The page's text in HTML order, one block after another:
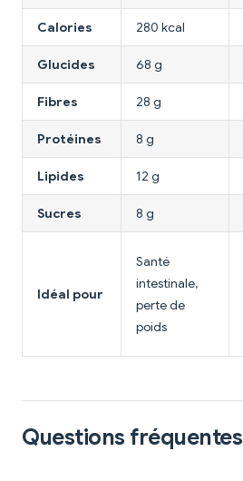
Calories 280 kcal
Glucides 68 g
Fibres 28 g
Protéines 8 g
Lipides 12 g
Sucres 8 g
Idéal pour
Santé
intestinale,
perte de
poids
Questions fréquentes